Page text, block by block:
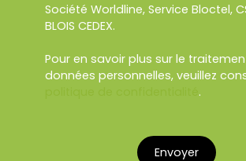
Société Worldline, Service Bloctel, CS
BLOIS CEDEX.
Pour en savoir plus sur le
données personnelles, veuillez
.
Envoyer